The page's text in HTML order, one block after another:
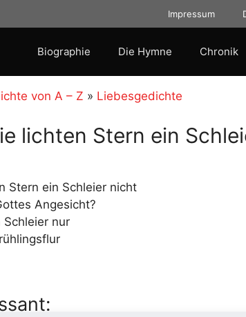
Impressum
Biographie Die Hymne Chronik
von A – Z » Liebesgedichte
lichten Stern ein
Stern ein Schleier nicht
Angesicht?
Schleier nur